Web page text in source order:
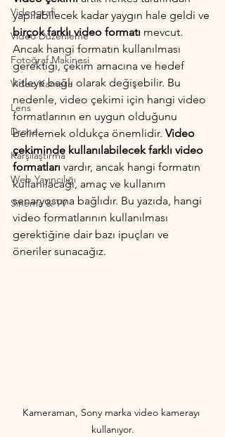
Videografi
Video Düzenleme
Fotoğraf Makinesi
Video Kamera
Lens
Drone
Karşılaştırma
Web Yayıncılığı
Sinema & TV
yapılabilecek kadar yaygın hale geldi ve
birçok farklı video formatı mevcut.
Ancak hangi formatın kullanılması
gerektiği, çekim amacına ve hedef
kitleye bağlı olarak değişebilir. Bu
nedenle, video çekimi için hangi video
formatlarının en uygun olduğunu
belirlemek oldukça önemlidir. Video
çekiminde kullanılabilecek farklı video
formatları vardır, ancak hangi formatın
kullanılacağı, amaç ve kullanım
senaryosuna bağlıdır. Bu yazıda, hangi
video formatlarının kullanılması
gerektiğine dair bazı ipuçları ve
öneriler sunacağız.
Kameraman, Sony marka video kamerayı
kullanıyor.